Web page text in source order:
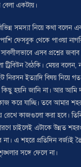
বেলা একটায়।
সমস্যা নিয়ে কথা বলেন
ফেসবুক থেকে পাওয়া
এসব প্রশ্নের
ট্রিবিউন বৈঠকি। মেয়র
নিরসন ইত্যাদি বিষয় নিয়ে
হয়নি জানি না। আর আমি
করে যাচ্ছি। তবে আমার
রেখে কাজগুলো করা হবে।
চাইলেই এটাকে উন্নত
এ শহরে প্রতিদিন বর্জ্যই
সঙ্গে ফেলে না।